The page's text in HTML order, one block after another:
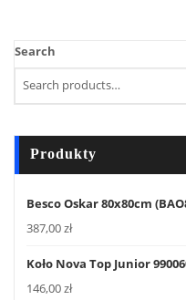
Search
Produkty
Besco Oskar 80x80cm
387,00zł
Koło Nova Top Junior
146,00zł